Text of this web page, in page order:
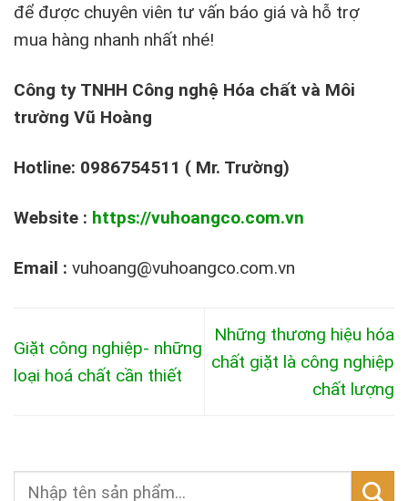
để được chuyên viên tư vấn báo giá và hỗ trợ
mua hàng nhanh nhất nhé!
Công ty TNHH Công nghệ Hóa chất và Môi
trường Vũ Hoàng
Hotline: 0986754511 ( Mr. Trường)
Website : https://vuhoangco.com.vn
Email : vuhoang@vuhoangco.com.vn
Giặt công nghiệp- những
loại hoá chất cần thiết
Những thương hiệu hóa
chất giặt là công nghiệp
chất lượng